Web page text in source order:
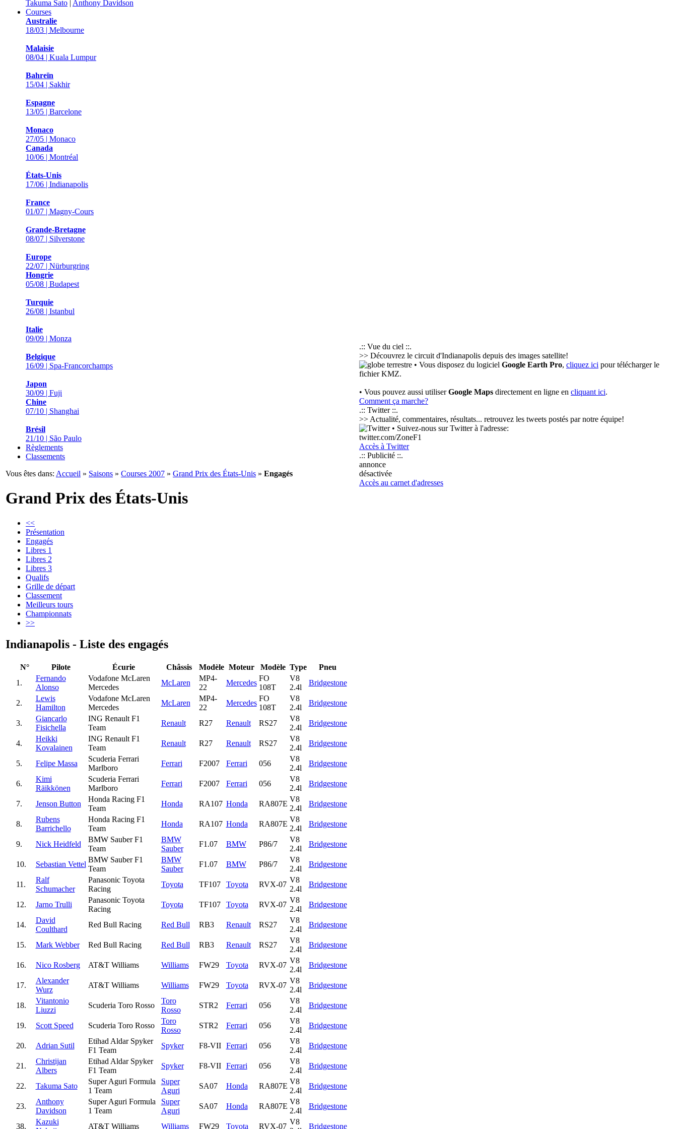
Takuma Sato | Anthony Davidson
Courses
Australie
18/03 | Melbourne
Malaisie
08/04 | Kuala Lumpur
Bahreïn
15/04 | Sakhir
Espagne
13/05 | Barcelone
Monaco
27/05 | Monaco
Canada
10/06 | Montréal
États-Unis
17/06 | Indianapolis
France
01/07 | Magny-Cours
Grande-Bretagne
08/07 | Silverstone
Europe
22/07 | Nürburgring
Hongrie
05/08 | Budapest
Turquie
26/08 | Istanbul
Italie
09/09 | Monza
Belgique
16/09 | Spa-Francorchamps
Japon
30/09 | Fuji
Chine
07/10 | Shanghai
Brésil
21/10 | São Paulo
Règlements
Classements
Vous êtes dans: Accueil » Saisons » Courses 2007 » Grand Prix des États-Unis » Engagés
Grand Prix des États-Unis
<<
Présentation
Engagés
Libres 1
Libres 2
Libres 3
Qualifs
Grille de départ
Classement
Meilleurs tours
Championnats
>>
Indianapolis - Liste des engagés
N° Pilote Écurie Châssis Modèle Moteur Modèle Type
Pneu
1.
Fernando
Alonso
Vodafone McLaren
Mercedes
McLaren
MP4-
22
Mercedes
FO
108T
V8
2.4l
Bridgestone
2.
Lewis
Hamilton
Vodafone McLaren
Mercedes
McLaren
MP4-
22
Mercedes
FO
108T
V8
2.4l
Bridgestone
3.
Giancarlo
Fisichella
ING Renault F1
Team
Renault R27 Renault RS27
V8
2.4l
Bridgestone
4.
Heikki
Kovalainen
ING Renault F1
Team
Renault R27 Renault RS27
V8
2.4l
Bridgestone
5. Felipe Massa
Scuderia Ferrari
Marlboro
Ferrari F2007 Ferrari 056
V8
2.4l
Bridgestone
6.
Kimi
Räikkönen
Scuderia Ferrari
Marlboro
Ferrari F2007 Ferrari 056
V8
2.4l
Bridgestone
7. Jenson Button
Honda Racing F1
Team
Honda RA107 Honda RA807E
V8
2.4l
Bridgestone
8.
Rubens
Barrichello
Honda Racing F1
Team
Honda RA107 Honda RA807E
V8
2.4l
Bridgestone
9. Nick Heidfeld
BMW Sauber F1
Team
BMW
Sauber
F1.07 BMW P86/7
V8
2.4l
Bridgestone
10. Sebastian Vettel
BMW Sauber F1
Team
BMW
Sauber
F1.07 BMW P86/7
V8
2.4l
Bridgestone
11.
Ralf
Schumacher
Panasonic Toyota
Racing
Toyota TF107 Toyota RVX-07
V8
2.4l
Bridgestone
12. Jarno Trulli
Panasonic Toyota
Racing
Toyota TF107 Toyota RVX-07
V8
2.4l
Bridgestone
14.
David
Coulthard
Red Bull Racing Red Bull RB3 Renault RS27
V8
2.4l
Bridgestone
15. Mark Webber Red Bull Racing Red Bull RB3 Renault RS27
V8
2.4l
Bridgestone
16. Nico Rosberg AT&T Williams Williams FW29 Toyota RVX-07
V8
2.4l
Bridgestone
17.
Alexander
Wurz
AT&T Williams Williams FW29 Toyota RVX-07
V8
2.4l
Bridgestone
18.
Vitantonio
Liuzzi
Scuderia Toro Rosso
Toro
Rosso
STR2 Ferrari 056
V8
2.4l
Bridgestone
19. Scott Speed Scuderia Toro Rosso
Toro
Rosso
STR2 Ferrari 056
V8
2.4l
Bridgestone
20. Adrian Sutil
Etihad Aldar Spyker
F1 Team
Spyker F8-VII Ferrari 056
V8
2.4l
Bridgestone
21.
Christijan
Albers
Etihad Aldar Spyker
F1 Team
Spyker F8-VII Ferrari 056
V8
2.4l
Bridgestone
22. Takuma Sato
Super Aguri Formula
1 Team
Super
Aguri
SA07 Honda RA807E
V8
2.4l
Bridgestone
23.
Anthony
Davidson
Super Aguri Formula
1 Team
Super
Aguri
SA07 Honda RA807E
V8
2.4l
Bridgestone
38.
Kazuki
AT&T Williams Williams FW29 Toyota RVX-07
V8
Bridgestone
.:: Vue du ciel ::.
>> Découvrez le circuit d'Indianapolis depuis des images satellite!
• Vous disposez du logiciel Google Earth Pro, cliquez ici pour télécharger le
fichier KMZ.
• Vous pouvez aussi utiliserGoogle Maps directement en ligne en cliquant ici.
Comment ça marche?
.:: Twitter ::.
>> Actualité, commentaires, résultats... retrouvez les tweets postés par notre équipe!
• Suivez-nous sur Twitter à l'adresse:
twitter.com/ZoneF1
Accès à Twitter
.:: Publicité ::.
annonce
désactivée
Accès au carnet d'adresses